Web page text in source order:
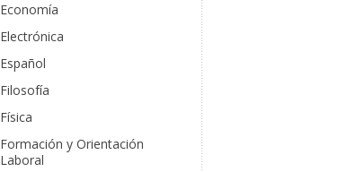
Economía
Electrónica
Español
Filosofía
Física
Formación y Orientación
Laboral